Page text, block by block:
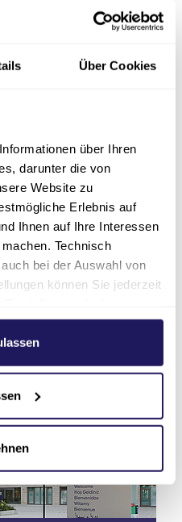
Über Cookies
über Ihren
darunter die von
Website zu
Erlebnis auf
Ihnen auf Ihre Interessen
Technisch
bei der Auswahl von
können Sie jederzeit
finden Sie in unserer
&
wichtige